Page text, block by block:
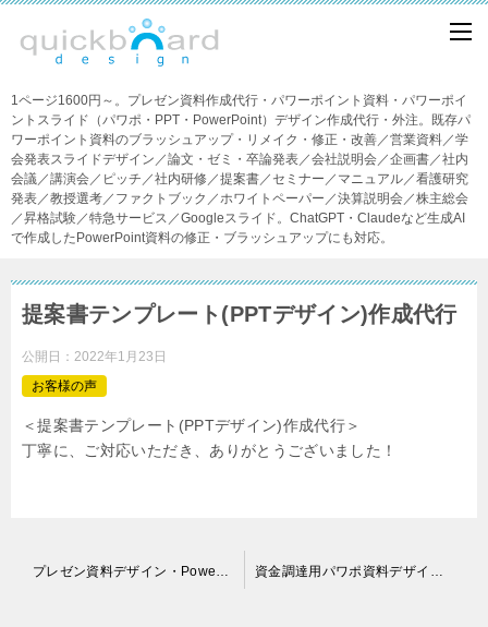
1ページ1600円～。プレゼン資料作成代行・パワーポイント資料・パワーポイ
ントスライド（パワポ・PPT・PowerPoint）デザイン作成代行・外注。既存パ
ワーポイント資料のブラッシュアップ・リメイク・修正・改善／営業資料／学
会発表スライドデザイン／論文・ゼミ・卒論発表／会社説明会／企画書／社内
会議／講演会／ピッチ／社内研修／提案書／セミナー／マニュアル／看護研究
発表／教授選考／ファクトブック／ホワイトペーパー／決算説明会／株主総会
／昇格試験／特急サービス／Googleスライド。ChatGPT・Claudeなど生成AI
で作成したPowerPoint資料の修正・ブラッシュアップにも対応。
提案書テンプレート(PPTデザイン)作成代行
公開日： 2022年1月23日
お客様の声
＜提案書テンプレート(PPTデザイン)作成代行＞
丁寧に、ご対応いただき、ありがとうございました！